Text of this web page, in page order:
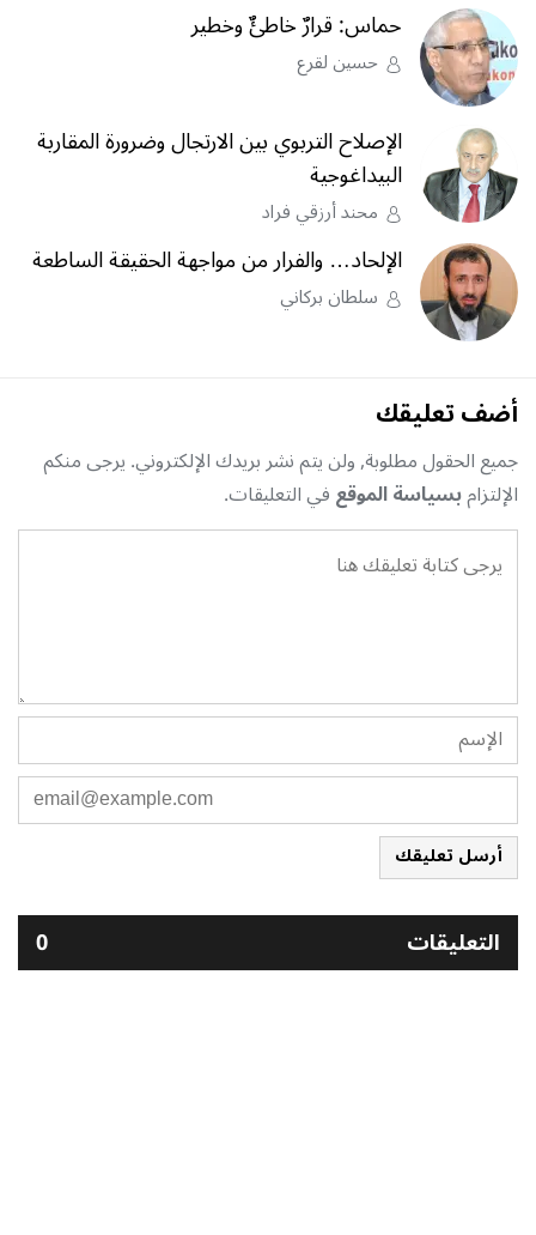
حماس: قرارٌ خاطئٌ وخطير
حسين لقرع
الإصلاح التربوي بين الارتجال وضرورة المقاربة
البيداغوجية
محند أرزقي فراد
الإلحاد… والفرار من مواجهة الحقيقة الساطعة
سلطان بركاني
أضف تعليقك
جميع الحقول مطلوبة, ولن يتم نشر بريدك الإلكتروني. يرجى منكم
الإلتزامبسياسة الموقعفي التعليقات.
أرسل تعليقك
التعليقات 0